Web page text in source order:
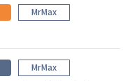
MrMax
MrMax